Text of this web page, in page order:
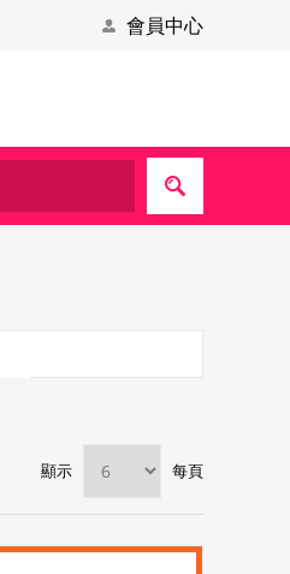
會員中心
顯示 每頁